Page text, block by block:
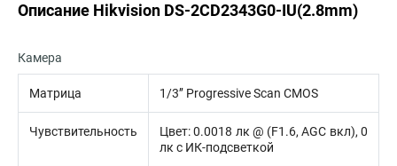
Описание Hikvision DS-2CD2343G0-IU(2.8mm)
Камера
Матрица 1/3’’ Progressive Scan CMOS
Чувствительность
Цвет: 0.0018 лк @ (F1.6, AGC вкл), 0
лк с ИК-подсветкой